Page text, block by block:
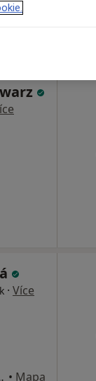
· Více
Praha • Mapa